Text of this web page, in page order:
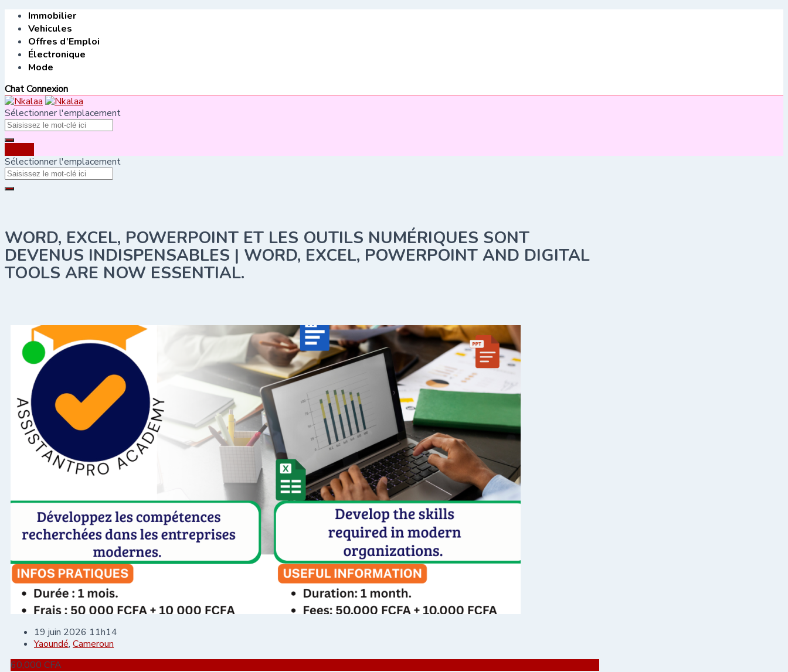
Skip
content
Immobilier
Vehicules
Offres d’Emploi
Électronique
Mode
ChatConnexion
Sélectionner l'emplacement
Sélectionner l'emplacement
WORD, EXCEL, POWERPOINT ET LES OUTILS NUMÉRIQUES SONT
DEVENUS INDISPENSABLES | WORD, EXCEL, POWERPOINT AND DIGITAL
TOOLS ARE NOW ESSENTIAL.
19 juin 2026 11h14
Yaoundé, Cameroun
60,000 CFA